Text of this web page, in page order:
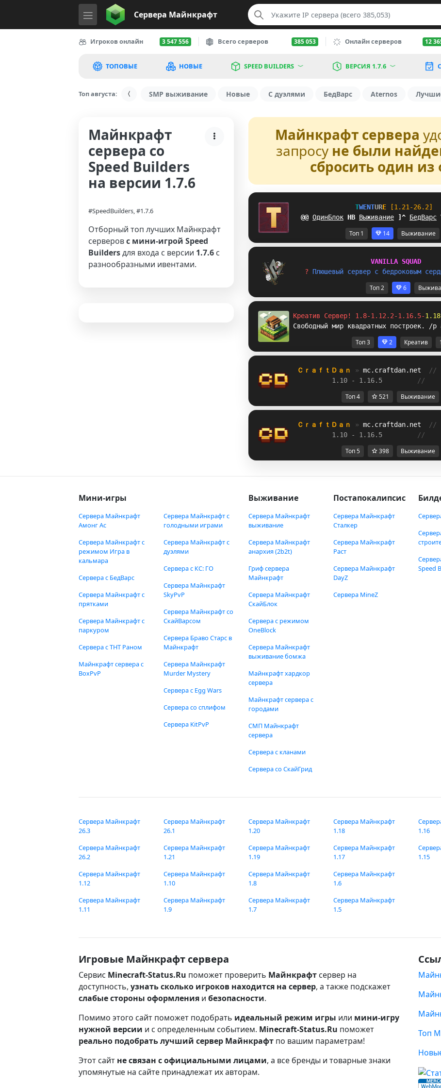
Сервера Майнкрафт
Игроков онлайн 3 547 556 Всего серверов 385 053 Онлайн серверов 12
ТОПОВЫЕ НОВЫЕ SPEED BUILDERS ВЕРСИЯ 1.7.6
Топ августа: SMP выживание Новые С дуэлями БедВарс Aternos
Майнкрафт
сервера со
Speed Builders
на версии 1.7.6
#SpeedBuilders, #1.7.6
Отборный топ лучших Майнкрафт
серверовс мини-игрой Speed
Buildersдля входа с версии 1.7.6 с
разнообразными ивентами.
Майнкрафт сервера
запросу не были
сбросить один
TWENTURE
[1.21-26.2]
FC ОдинБлок LY Выживание ] Z БедВарс
Топ 1 14 Выживание
VANIL L A SQUAD
? Плюшевый сервер с бедроковым серд
Топ 2 6
Креатив Сервер! 1.8-1.12.2-1.16.5-
Свободный мир квадратных построек. /p
Топ 3 2 Креатив
ＣｒａｆｔＤａｎ » mc.craftdan.net //
1.10 - 1.16.5
//
Топ 4 521 Выживание
ＣｒａｆｔＤａｎ » mc.craftdan.net //
1.10 - 1.16.5
//
Топ 5 398 Выживание
Мини-игры
Сервера Майнкрафт
Амонг Ас
Сервера Майнкрафт с
режимом Игра в
кальмара
Сервера с БедВарс
Сервера Майнкрафт с
прятками
Сервера Майнкрафт с
паркуром
Сервера с ТНТ Раном
Майнкрафт сервера с
BoxPvP
Сервера Майнкрафт с
голодными играми
Сервера Майнкрафт с
дуэлями
Сервера с КС: ГО
Сервера Майнкрафт
SkyPvP
Сервера Майнкрафт со
СкайВарсом
Сервера Браво Старс в
Майнкрафт
Сервера Майнкрафт
Murder Mystery
Сервера с Egg Wars
Сервера со сплифом
Сервера KitPvP
Выживание
Сервера Майнкрафт
выживание
Сервера Майнкрафт
анархия (2b2t)
Гриф сервера
Майнкрафт
Сервера Майнкрафт
СкайБлок
Сервера с режимом
OneBlock
Сервера Майнкрафт
выживание бомжа
Майнкрафт хардкор
сервера
Майнкрафт сервера с
городами
СМП Майнкрафт
сервера
Сервера с кланами
Сервера со СкайГрид
Постапокалипсис
Сервера Майнкрафт
Сталкер
Сервера Майнкрафт
Раст
Сервера Майнкрафт
DayZ
Сервера MineZ
Speed
Сервера Майнкрафт
26.3
Сервера Майнкрафт
26.2
Сервера Майнкрафт
26.1
Сервера Майнкрафт
1.21
Сервера Майнкрафт
1.20
Сервера Майнкрафт
1.19
Сервера Майнкрафт
1.18
Сервера Майнкрафт
1.17
1.16
1.15
Сервера Майнкрафт
1.12
Сервера Майнкрафт
1.11
Сервера Майнкрафт
1.10
Сервера Майнкрафт
1.9
Сервера Майнкрафт
1.8
Сервера Майнкрафт
1.7
Сервера Майнкрафт
1.6
Сервера Майнкрафт
1.5
Игровые Майнкрафт сервера
Сервис Minecraft-Status.Ru поможет проверить Майнкрафт сервер на
доступность, узнать сколько игроков находится на сервер, а также подскажет
слабые стороны оформления и безопасности.
Помимо этого сайт поможет подобрать идеальный режим игры или мини-игру
нужной версии и с определенным событием. Minecraft-Status.Ru поможет
реально подобрать лучший сервер Майнкрафт по вашим параметрам!
Этот сайт не связан с официальными лицами, а все бренды и товарные знаки
упомянутые на сайте принадлежат их авторам.
Топ